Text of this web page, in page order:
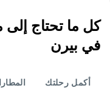
كل ما تحتاج إلى
في بيرن
أكمل رحلتك